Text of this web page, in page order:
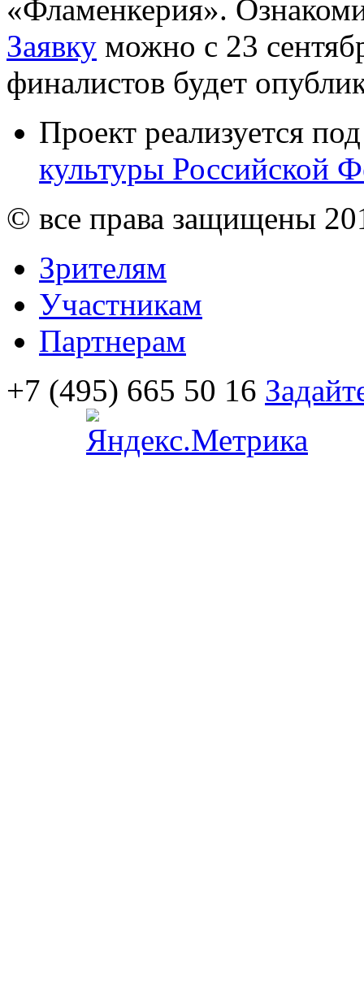
«Фламенкерия».
Заявку можно с 23
финалистов будет
Проект реализуется
культуры Российской
© все права защищены
Зрителям
Участникам
Партнерам
+7 (495) 665 50 16